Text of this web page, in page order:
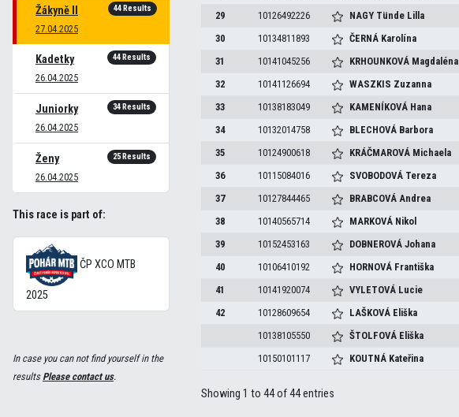
Žákyně II
27.04.2025
44 Results
Kadetky
26.04.2025
44 Results
Juniorky
26.04.2025
34 Results
Ženy
26.04.2025
25 Results
This race is part of:
ČP XCO MTB
2025
In case you can not find yourself in the
resultsPlease contact us.
29
10126492226 NAGY Tünde Lilla
30
10134811893 ČERNÁ Karolína
31
10141045256 KRHOUNKOVÁ Magdaléna
32
10141126694 WASZKIS Zuzanna
33
10138183049 KAMENÍKOVÁ Hana
34
10132014758 BLECHOVÁ Barbora
35
10124900618 KRÁČMAROVÁ Michaela
36
10115084016 SVOBODOVÁ Tereza
37
10127844465 BRABCOVÁAndrea
38
10140565714 MARKOVÁ Nikol
39
10152453163 DOBNEROVÁJohana
40
10106410192 HORNOVÁ Františka
41
10141920074 VYLETOVÁ Lucie
42
10128609654 LAŠKOVÁ Eliška
10138105550
ŠTOLFOVÁ Eliška
10150101117
KOUTNÁ Kateřina
Showing 1 to 44 of 44 entries